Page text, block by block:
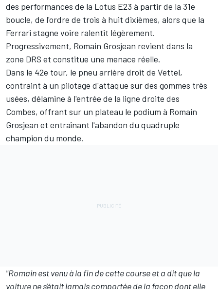
des performances de la Lotus E23 à partir de la 31e
boucle, de l'ordre de trois à huit dixièmes, alors que la
Ferrari stagne voire ralentit légèrement.
Progressivement, Romain Grosjean revient dans la
zone DRS et constitue une menace réelle.
Dans le 42e tour, le pneu arrière droit de Vettel,
contraint à un pilotage d'attaque sur des gommes très
usées, délamine à l'entrée de la ligne droite des
Combes, offrant sur un plateau le podium à Romain
Grosjean et entraînant l'abandon du quadruple
champion du monde.
"Romain est venu à la fin de cette course et a dit que la
voiture ne s'était jamais comportée de la façon dont elle